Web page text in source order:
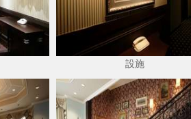
設施